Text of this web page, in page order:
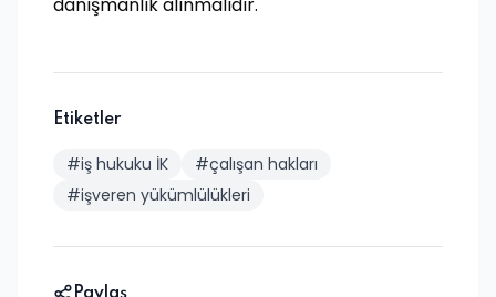
Etiketler
#iş hukuku İK
#çalışan hakları
#işveren yükümlülükleri